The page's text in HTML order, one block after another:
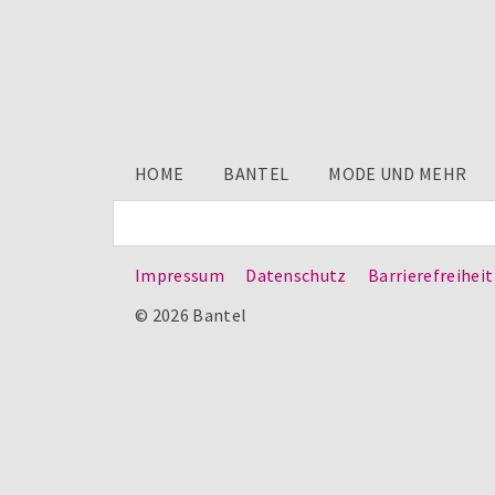
HOME BANTEL MODE UND MEHR
Impressum Datenschutz
Barrierefreiheit
© 2026 Bantel